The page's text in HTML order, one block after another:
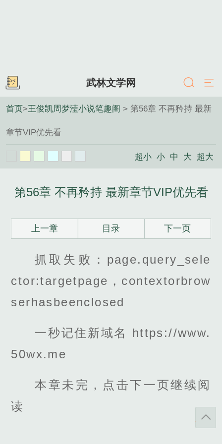
武林文学网
首页>王俊凯周梦滢小说笔趣阁 > 第56章 不再矜持 最新
章节VIP优先看
超小 小 中 大 超大
第56章 不再矜持 最新章节VIP优先看
上一章 目录 下一页
抓取失败：page.query_sele
ctor:targetpage，contextorbrow
serhasbeenclosed
一秒记住新域名 https://www.
50wx.me
本章未完，点击下一页继续阅
读